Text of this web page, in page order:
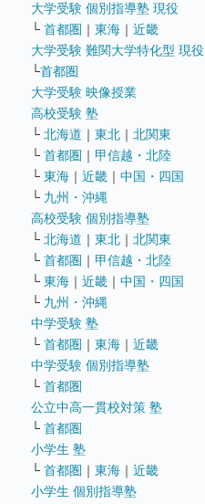
大学受験 個別指導塾 現役
└ 首都圏 ｜ 東海 ｜ 近畿
大学受験 難関大学特化型 現役
└首都圏
大学受験 映像授業
高校受験 塾
└ 北海道 ｜ 東北 ｜ 北関東
└ 首都圏 ｜ 甲信越・北陸
└ 東海 ｜ 近畿 ｜ 中国・四国
└ 九州・沖縄
高校受験 個別指導塾
└ 北海道 ｜ 東北 ｜ 北関東
└ 首都圏 ｜ 甲信越・北陸
└ 東海 ｜ 近畿 ｜ 中国・四国
└ 九州・沖縄
中学受験 塾
└ 首都圏 ｜ 東海 ｜ 近畿
中学受験 個別指導塾
└ 首都圏
公立中高一貫校対策 塾
└ 首都圏
小学生 塾
└ 首都圏 ｜ 東海 ｜ 近畿
小学生 個別指導塾